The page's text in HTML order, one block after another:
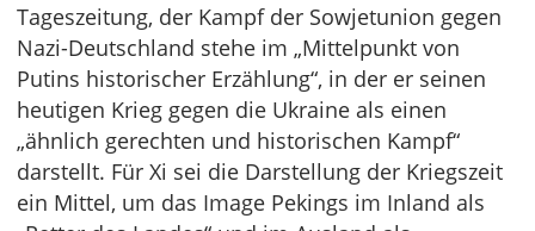
Tageszeitung, der Kampf der Sowjetunion gegen
Nazi-Deutschland stehe im „Mittelpunkt von
Putins historischer Erzählung“, in der er seinen
heutigen Krieg gegen die Ukraine als einen
„ähnlich gerechten und historischen Kampf“
darstellt. Für Xi sei die Darstellung der Kriegszeit
ein Mittel, um das Image Pekings im Inland als